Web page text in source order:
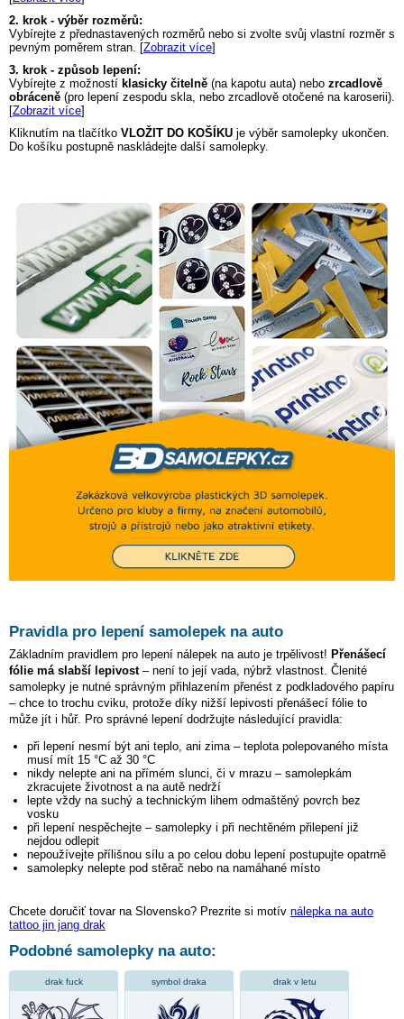
2. krok - výběr rozměrů:
Vybírejte z přednastavených rozměrů nebo si zvolte svůj vlastní rozměr s
pevným poměrem stran. [Zobrazit více]
3. krok - způsob lepení:
Vybírejte z možností klasicky čitelně (na kapotu auta) nebo zrcadlově
obráceně (pro lepení zespodu skla, nebo zrcadlově otočené na karoserii).
[Zobrazit více]
Kliknutím na tlačítko VLOŽIT DO KOŠÍKU je výběr samolepky ukončen.
Do košíku postupně naskládejte další samolepky.
Pravidla pro lepení samolepek na auto
Základním pravidlem pro lepení nálepek na auto je trpělivost! Přenášecí
fólie má slabší lepivost– není to její vada, nýbrž vlastnost. Členité
samolepky je nutné správným přihlazením přenést z podkladového papíru
– chce to trochu cviku, protože díky nižší lepivosti přenášecí fólie to
může jít i hůř. Pro správné lepení dodržujte následující pravidla:
při lepení nesmí být ani teplo, ani zima – teplota polepovaného místa
musí mít 15 °C až 30 °C
nikdy nelepte ani na přímém slunci, či v mrazu – samolepkám
zkracujete životnost a na autě nedrží
lepte vždy na suchý a technickým lihem odmaštěný povrch bez
vosku
při lepení nespěchejte – samolepky i při nechtěném přilepení již
nejdou odlepit
nepoužívejte přílišnou sílu a po celou dobu lepení postupujte opatrně
samolepky nelepte pod stěrač nebo na namáhané místo
Chcete doručiť tovar na Slovensko? Prezrite si motív nálepka na auto
tattoo jin jang drak
Podobné samolepky na auto:
drak fuck symbol draka drak v letu